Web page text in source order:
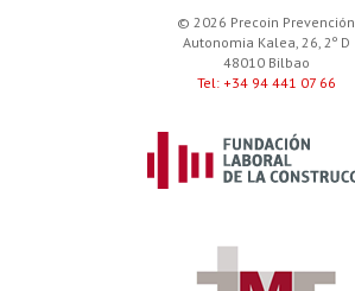
© 2026 Precoin Prevención
Autonomia Kalea, 26, 2º D
48010 Bilbao
Tel: +34 94 441 07 66